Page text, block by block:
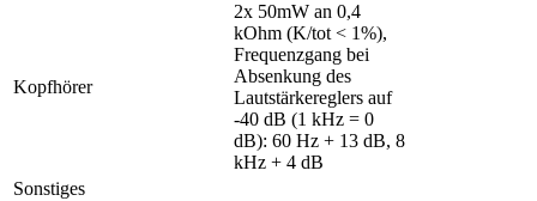
Kopfhörer
2x 50mW an 0,4
kOhm (K/tot < 1%),
Frequenzgang bei
Absenkung des
Lautstärkereglers auf
-40 dB (1 kHz = 0
dB): 60 Hz + 13 dB, 8
kHz + 4 dB
Sonstiges